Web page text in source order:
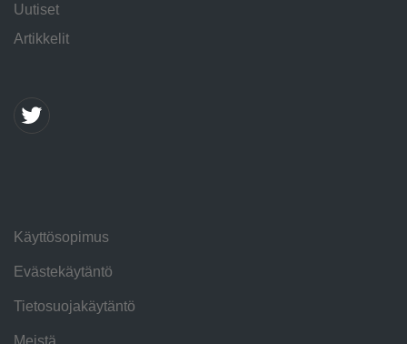
Uutiset
Artikkelit
Käyttösopimus
Evästekäytäntö
Tietosuojakäytäntö